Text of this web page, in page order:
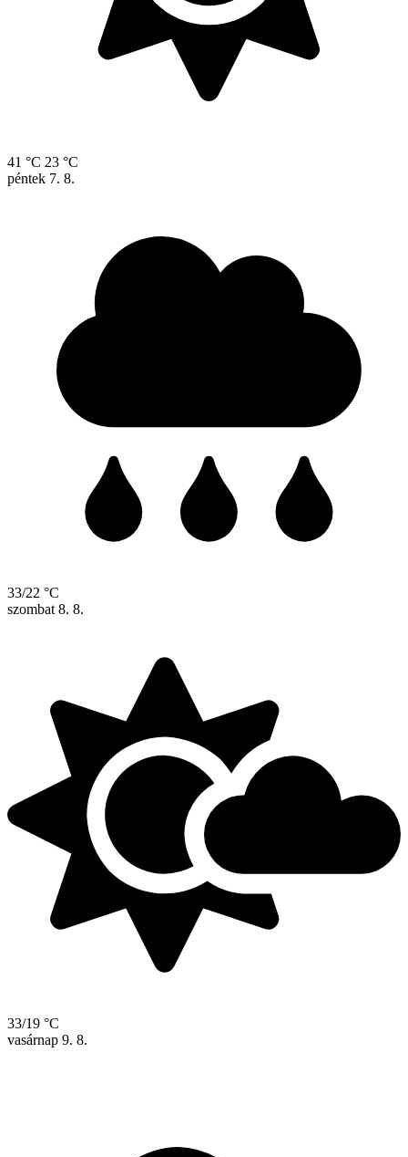
41 °C 23 °C
péntek 7. 8.
33/22 °C
szombat 8. 8.
33/19 °C
vasárnap 9. 8.